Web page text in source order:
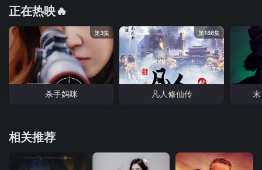
正在热映🔥
第3集
杀手妈咪
第186集
凡人修仙传
相关推荐